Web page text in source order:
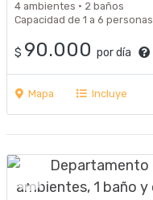
4 ambientes · 2 baños
Capacidad de 1 a 6 personas
$ 90.000 por día
Mapa Incluye